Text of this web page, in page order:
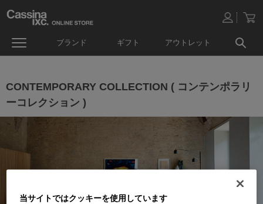
ブランド ギフト アウトレット
CONTEMPORARY COLLECTION ( コンテンポラリ
ーコレクション )
当サイトではクッキーを使用しています